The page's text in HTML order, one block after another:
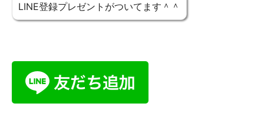
LINE登録プレゼントがついてます＾＾